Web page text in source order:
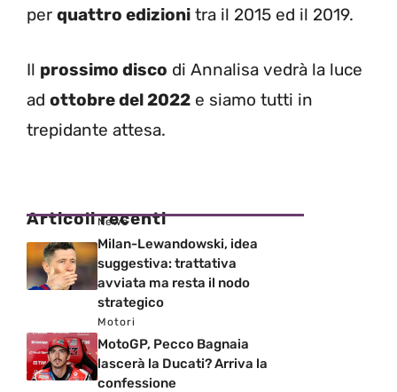
per quattro edizioni tra il 2015 ed il 2019.
Il prossimo disco di Annalisa vedrà la luce
ad ottobre del 2022 e siamo tutti in
trepidante attesa.
Articoli recenti
News
Milan-Lewandowski, idea
suggestiva: trattativa
avviata ma resta il nodo
strategico
Motori
MotoGP, Pecco Bagnaia
lascerà la Ducati? Arriva la
confessione